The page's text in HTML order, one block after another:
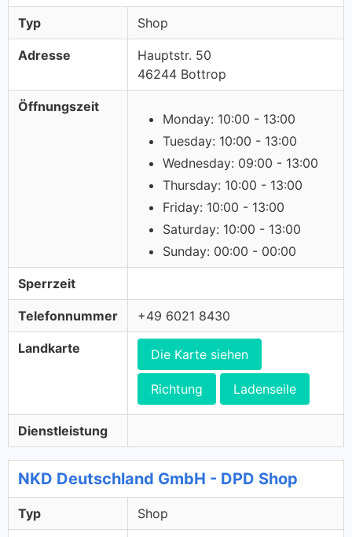
Typ Shop
Adresse
Hauptstr. 50
46244 Bottrop
Öffnungszeit
Monday: 10:00 - 13:00
Tuesday: 10:00 - 13:00
Wednesday: 09:00 - 13:00
Thursday: 10:00 - 13:00
Friday: 10:00 - 13:00
Saturday: 10:00 - 13:00
Sunday: 00:00 - 00:00
Sperrzeit
Telefonnummer +49 6021 8430
Landkarte Die Karte siehen
Richtung Ladenseile
Dienstleistung
NKD Deutschland GmbH - DPD Shop
Typ Shop